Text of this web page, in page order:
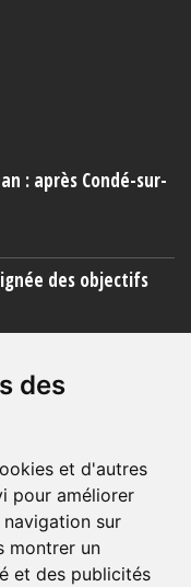
des
et d'autres
pour améliorer
sur
montrer un
et des publicités
: après Condé-sur-
des objectifs
totale »